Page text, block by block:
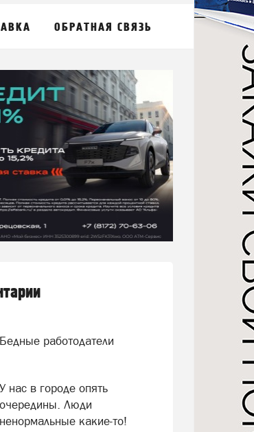
ОБРАТНАЯ СВЯЗЬ
Бедные работодатели
У нас в городе опять
очередины. Люди
ненормальные какие-то!